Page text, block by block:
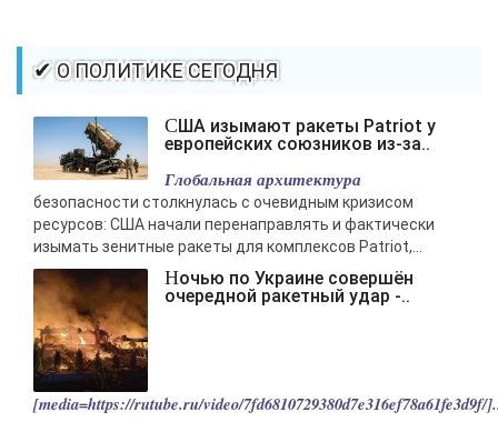
✔ О ПОЛИТИКЕ СЕГОДНЯ
США изымают ракеты Patriot у
европейских союзников из-за..
Глобальная архитектура
безопасности столкнулась с очевидным кризисом
ресурсов: США начали перенаправлять и фактически
изымать зенитные ракеты для комплексов Patriot,...
Ночью по Украине совершён
очередной ракетный удар -..
[media=https://rutube.ru/video/7fd6810729380d7e316ef78a61fe3d9f/